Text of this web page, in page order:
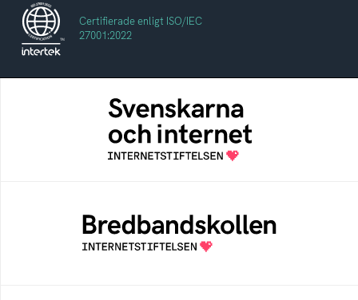
Certifierade enligt ISO/IEC
27001:2022
Svenskarna och internet
En årlig studie av svenska folkets
internetvanor
Bredbandskollen är ett oberoende
konsumentverktyg som drivs av
Internetstiftelsen